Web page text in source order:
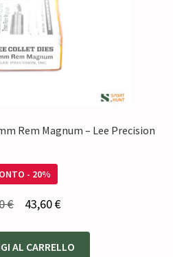
Rem Magnum – Lee Precision
- 20%
€
originale
43,60€Il
attuale
AL CARRELLO